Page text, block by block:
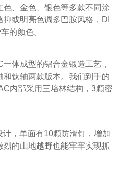
、金色、银色等多款不同涂
或明亮色调多巴胺风格，DI
的颜色。
体成型的铝合金锻造工艺，
钛轴两款版本。 我们到手的
内部采用三培林结构，3颗密
，单面有10颗防滑钉，增加
的山地越野也能牢牢实现抓